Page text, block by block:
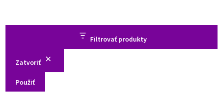
Filtrovať produkty
Zatvoriť
Použiť